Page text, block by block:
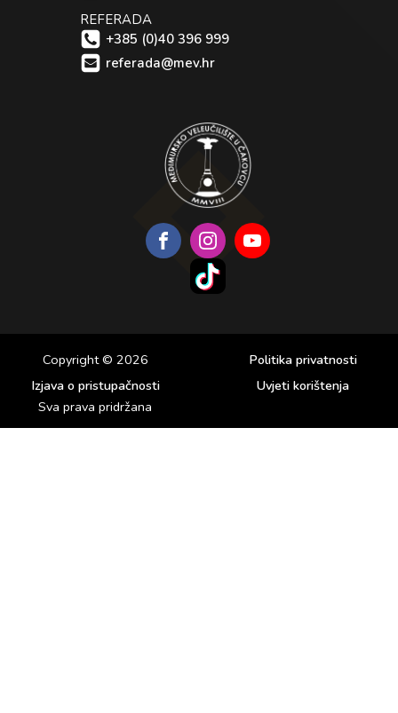
REFERADA
+385 (0)40 396 999
referada@mev.hr
Copyright © 2026
Politika privatnosti
Izjava o pristupačnosti
Uvjeti korištenja
Sva prava pridržana